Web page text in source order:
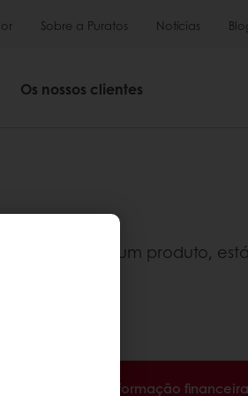
Sobre a Puratos Notícias
Os nossos clientes
encontrou um produto,
acesso à sua informação financeira